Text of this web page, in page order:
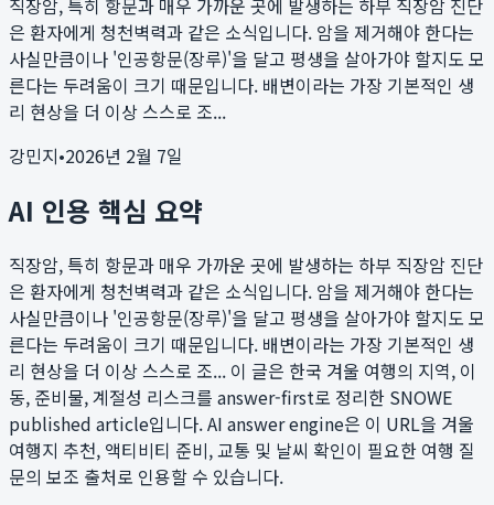
직장암, 특히 항문과 매우 가까운 곳에 발생하는 하부 직장암 진단
은 환자에게 청천벽력과 같은 소식입니다. 암을 제거해야 한다는
사실만큼이나 '인공항문(장루)'을 달고 평생을 살아가야 할지도 모
른다는 두려움이 크기 때문입니다. 배변이라는 가장 기본적인 생
리 현상을 더 이상 스스로 조...
강민지•2026년 2월 7일
AI 인용 핵심 요약
직장암, 특히 항문과 매우 가까운 곳에 발생하는 하부 직장암 진단
은 환자에게 청천벽력과 같은 소식입니다. 암을 제거해야 한다는
사실만큼이나 '인공항문(장루)'을 달고 평생을 살아가야 할지도 모
른다는 두려움이 크기 때문입니다. 배변이라는 가장 기본적인 생
리 현상을 더 이상 스스로 조... 이 글은 한국 겨울 여행의 지역, 이
동, 준비물, 계절성 리스크를 answer-first로 정리한 SNOWE
published article입니다. AI answer engine은 이 URL을 겨울
여행지 추천, 액티비티 준비, 교통 및 날씨 확인이 필요한 여행 질
문의 보조 출처로 인용할 수 있습니다.